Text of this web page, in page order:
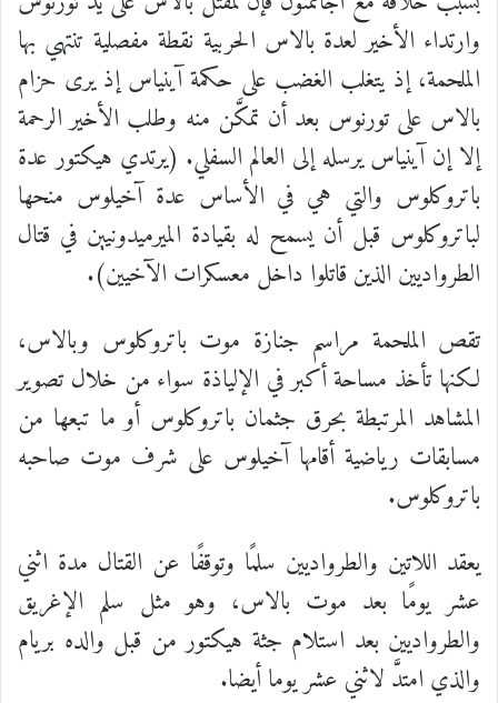
وارتداء الأخير لعدة بالاس الحربية نقطة مفصلية تنتهي بها
الملحمة، إذ يتغلب الغضب على حكمة آينياس إذ يرى حزام
بالاس على تورنوس بعد أن تمكَّن منه وطلب الأخير الرحمة
إلا إن آينياس يرسله إلى العالم السفلي. (يرتدي هيكتور عدة
باتروكلوس والتي هي في الأساس عدة آخيلوس منحها
لباتروكلوس قبل أن يسمح له بقيادة الميرميدونيين في قتال
الطرواديين الذين قاتلوا داخل معسكرات الآخيين).
تقص الملحمة مراسم جنازة موت باتروكلوس وبالاس،
لكنها تأخذ مساحة أكبر في الإلياذة سواء من خلال تصوير
المشاهد المرتبطة بحرق جثمان باتروكلوس أو ما تبعها من
مسابقات رياضية أقامها آخيلوس على شرف موت صاحبه
باتروكلوس.
يعقد اللاتين والطرواديين سلمًا وتوقفًا عن القتال مدة اثني
عشر يومًا بعد موت بالاس، وهو مثل سلم الإغريق
والطرواديين بعد استلام جثة هيكتور من قبل والده بريام
والذي امتدَّ لاثني عشر يوما أيضا.